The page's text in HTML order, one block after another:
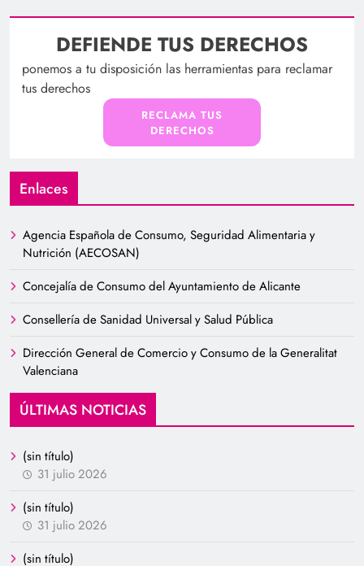
DEFIENDE TUS DERECHOS
ponemos a tu disposición las herramientas para reclamar
tus derechos
RECLAMA TUS
DERECHOS
Enlaces
Agencia Española de Consumo, Seguridad Alimentaria y
Nutrición (AECOSAN)
Concejalía de Consumo del Ayuntamiento de Alicante
Consellería de Sanidad Universal y Salud Pública
Dirección General de Comercio y Consumo de la Generalitat
Valenciana
ÚLTIMAS NOTICIAS
(sin título)
31 julio 2026
(sin título)
31 julio 2026
(sin título)